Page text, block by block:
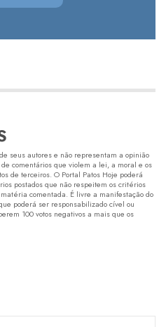
seus autores e não representam a opinião
comentários que violem a lei, a moral e os
de terceiros. O Portal Patos Hoje poderá
postados que não respeitem os critérios
comentada. É livre a manifestação do
poderá ser responsabilizado cível ou
100 votos negativos a mais que os